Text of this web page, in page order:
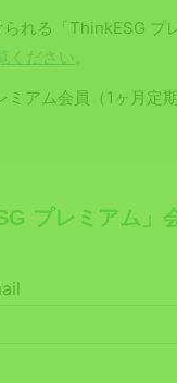
れる「ThinkESG プ
ください
ミアム会員（1ヶ月定
プレミアム」